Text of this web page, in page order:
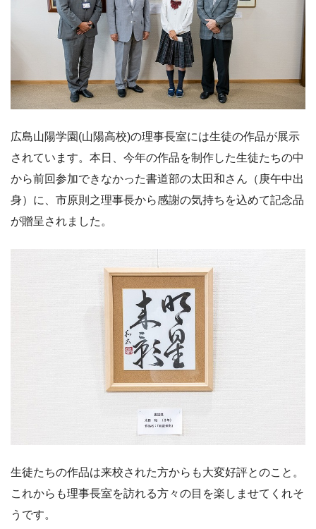
広島山陽学園(山陽高校)の理事長室には生徒の作品が展示
されています。本日、今年の作品を制作した生徒たちの中
から前回参加できなかった書道部の太田和さん（庚午中出
身）に、市原則之理事長から感謝の気持ちを込めて記念品
が贈呈されました。
生徒たちの作品は来校された方からも大変好評とのこと。
これからも理事長室を訪れる方々の目を楽しませてくれそ
うです。